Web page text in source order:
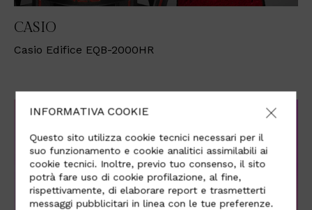
CASIO
Casio Edifice EQB-2000HR
INFORMATIVA COOKIE
Questo sito utilizza cookie tecnici necessari per il
suo funzionamento e cookie analitici assimilabili ai
cookie tecnici. Inoltre, previo tuo consenso, il sito
potrà fare uso di cookie profilazione, al fine,
rispettivamente, di elaborare report e trasmetterti
messaggi pubblicitari in linea con le tue preferenze.